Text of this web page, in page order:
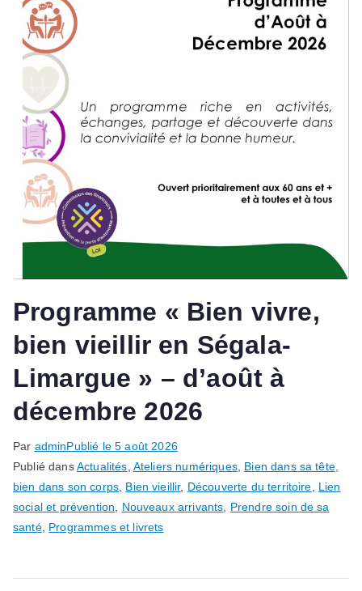
Programme « Bien vivre,
bien vieillir en Ségala-
Limargue » – d’août à
décembre 2026
Par adminPublié le5 août 2026
Publié dansActualités, Ateliers numériques, Bien dans sa tête,
bien dans son corps, Bien vieillir, Découverte du territoire, Lien
social et prévention, Nouveaux arrivants, Prendre soin de sa
santé, Programmes et livrets